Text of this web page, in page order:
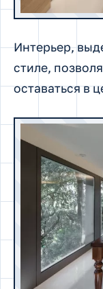
Интерьер,
стиле,
оставаться в